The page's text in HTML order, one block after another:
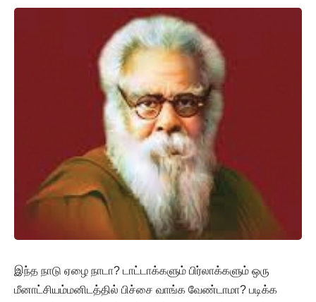
இந்த நாடு ஏழை நாடா? டாட்டாக்களும் பிர்லாக்களும் ஒரு
மீனாட்சியம்மனிடத்தில் பிச்சை வாங்க வேண்டாமா? படிக்க